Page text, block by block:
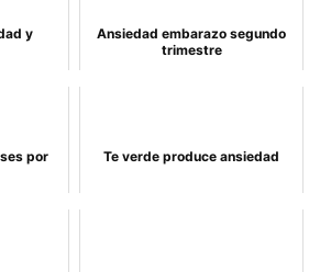
y
Ansiedad embarazo segundo
trimestre
por
Te verde produce ansiedad